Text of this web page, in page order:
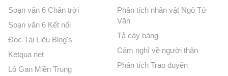
Soạn văn 6 Chân trời
Soạn văn 6 Kết nối
Đọc Tài Liệu Blog's
Ketqua net
Lô Gan Miền Trung
Phân tích nhân vật Ngô Tử
Văn
Tả cây bàng
Cảm nghĩ về người thân
Phân tích Trao duyên